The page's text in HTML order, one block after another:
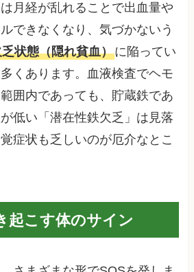
月経が乱れることで出血量や
できなくなり、気づかないう
状態（隠れ貧血）に陥ってい
くあります。血液検査でヘモ
囲内であっても、貯蔵鉄であ
低い「潜在性鉄欠乏」は見落
症状も乏しいのが厄介なとこ
起こす体のサイン